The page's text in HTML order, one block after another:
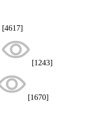
[4617]
[1243]
[1670]